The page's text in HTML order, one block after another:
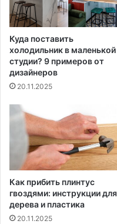
Куда поставить
холодильник в маленькой
студии? 9 примеров от
дизайнеров
20.11.2025
Как прибить плинтус
гвоздями: инструкции для
дерева и пластика
20.11.2025